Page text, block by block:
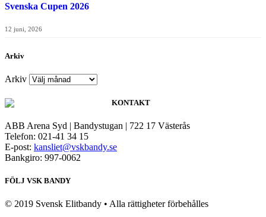
Svenska Cupen 2026
12 juni, 2026
Arkiv
Arkiv
KONTAKT
ABB Arena Syd | Bandystugan | 722 17 Västerås
Telefon: 021-41 34 15
E-post: kansliet@vskbandy.se
Bankgiro: 997-0062
FÖLJ VSK BANDY
© 2019 Svensk Elitbandy • Alla rättigheter förbehålles